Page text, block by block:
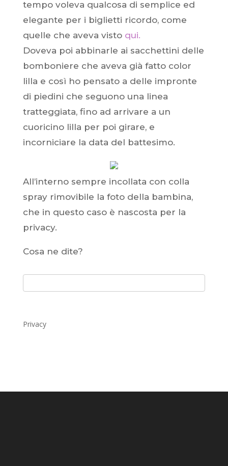
tempo voleva qualcosa di semplice ed
elegante per i biglietti ricordo, come
quelle che aveva vistoqui.
Doveva poi abbinarle ai sacchettini delle
bomboniere che aveva già fatto color
lilla e così ho pensato a delle impronte
di piedini che seguono una linea
tratteggiata, fino ad arrivare a un
cuoricino lilla per poi girare, e
incorniciare la data del battesimo.
All’interno sempre incollata con colla
spray rimovibile la foto della bambina,
che in questo caso è nascosta per la
privacy.
Cosa ne dite?
Privacy